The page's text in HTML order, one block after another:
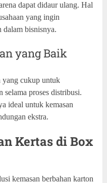
dapat didaur ulang. Hal
yang ingin
dalam bisnisnya.
yang Baik
cukup untuk
proses distribusi.
ideal untuk kemasan
ekstra.
Kertas di Box
kemasan berbahan karton